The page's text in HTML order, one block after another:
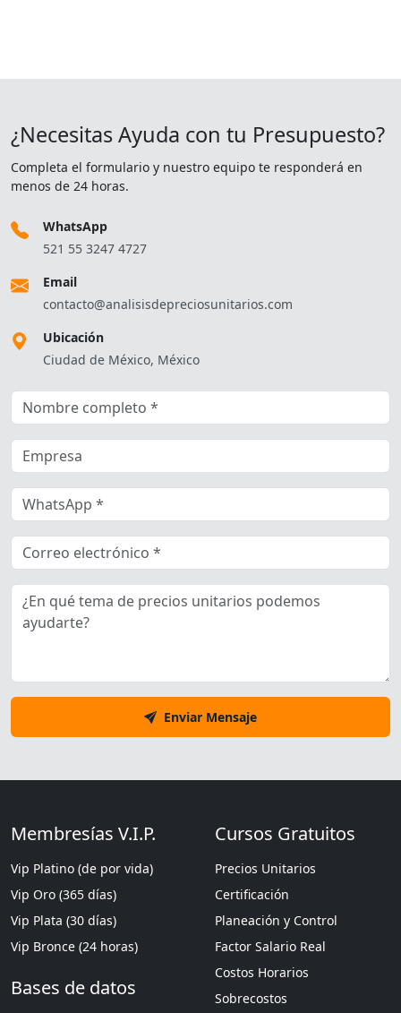
¿Necesitas Ayuda con tu Presupuesto?
Completa el formulario y nuestro equipo te responderá en
menos de 24 horas.
WhatsApp
521 55 3247 4727
Email
contacto@analisisdepreciosunitarios.com
Ubicación
Ciudad de México, México
Enviar Mensaje
Membresías V.I.P.
Vip Platino (de por vida)
Vip Oro (365 días)
Vip Plata (30 días)
Vip Bronce (24 horas)
Bases de datos
Cursos Gratuitos
Precios Unitarios
Certificación
Planeación y Control
Factor Salario Real
Costos Horarios
Sobrecostos